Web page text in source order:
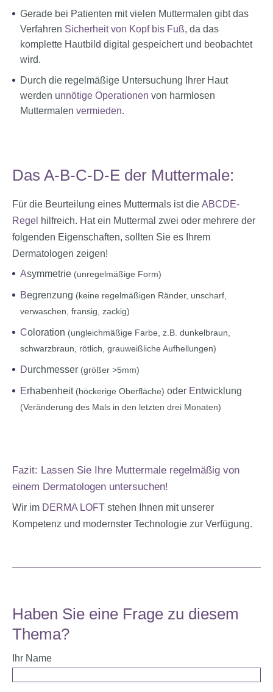
Gerade bei Patienten mit vielen Muttermalen gibt das
Verfahren Sicherheit von Kopf bis Fuß, da das
komplette Hautbild digital gespeichert und beobachtet
wird.
Durch die regelmäßige Untersuchung Ihrer Haut
werden unnötige Operationen von harmlosen
Muttermalen vermieden.
Das A-B-C-D-E der Muttermale:
Für die Beurteilung eines Muttermals ist die ABCDE-
Regel hilfreich. Hat ein Muttermal zwei oder mehrere der
folgenden Eigenschaften, sollten Sie es Ihrem
Dermatologen zeigen!
Asymmetrie (unregelmäßige Form)
Begrenzung (keine regelmäßigen Ränder, unscharf,
verwaschen, fransig, zackig)
Coloration (ungleichmäßige Farbe, z.B. dunkelbraun,
schwarzbraun, rötlich, grauweißliche Aufhellungen)
Durchmesser (größer >5mm)
Erhabenheit (höckerige Oberfläche) oder Entwicklung
(Veränderung des Mals in den letzten drei Monaten)
Fazit: Lassen Sie Ihre Muttermale regelmäßig von
einem Dermatologen unter­suchen!
Wir im DERMA LOFT stehen Ihnen mit unserer
Kompetenz und modernster Technologie zur Verfügung.
Haben Sie eine Frage zu diesem
Thema?
Ihr Name